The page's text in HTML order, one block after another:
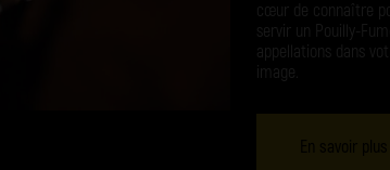
cœur de connaître
servir un Pouilly-
appellations dans
image.